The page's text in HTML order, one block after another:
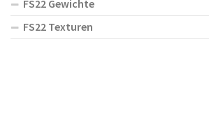
FS22 Gewichte
FS22 Texturen